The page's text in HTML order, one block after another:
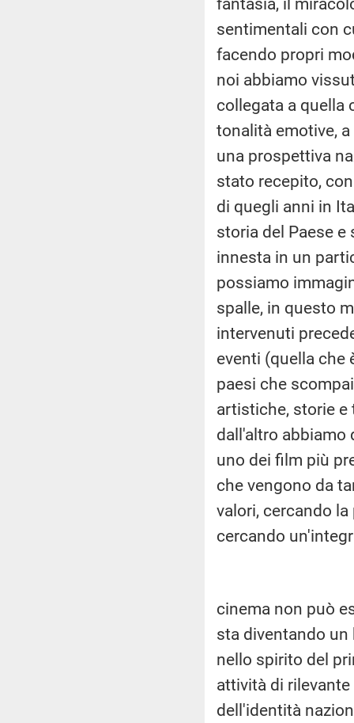
sentimentali con
facendo propri
noi abbiamo
collegata a quella
tonalità emotive,
una prospettiva
stato recepito,
di quegli anni in
storia del Paese
innesta in un
possiamo
spalle, in questo
intervenuti
eventi (quella che
paesi che
artistiche, storie
dall'altro abbiamo
uno dei film più
che vengono da
valori, cercando
cercando
cinema non può
sta diventando
nello spirito del
attività di
dell'identità